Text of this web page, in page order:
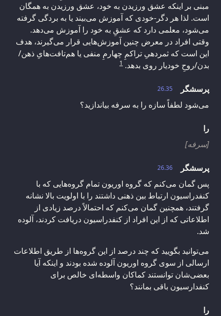
مبنی بر اینکه عشق ورزیدن به خود، عشق ورزیدن به همگان
است. لذا هر دگر-خودی که آموزش می‌بیند یا به بردگی گرفته
می‌شود، معلمی دارد که عشقِ به خود را آموزش می‌دهد.
وقتی افراد در معرض چنین آموزش‌هایی قرار می‌گیرند، هدف
این است که ثمردهیِ تراکمِ چهارمِ منفی یا هم‌تافت‌هایِ ذهن/
بدن/روحِ خودیار روی بدهد. 1
26.35
پرسشگر
می‌شود لطفاً سازه را به سرفه بیاندازید؟
را
[سرفه]
26.36
پرسشگر
پس گمان می‌کنم که گروه اوریون تمام گروه‌هایی که با
کنفدراسیون ارتباط بین ذهنی داشتند را با اولویت بالا نشانه
گرفتند، همچنین گمان می‌کنم که احتمالاً درصد زیادی از
اطلاعاتی که از این افراد از کنفدراسیون دریافت کردند، آلوده
شد.
می‌توانید بگویید که چند درصد از این گروه‌ها از طریق اطلاعات
ارسالی از سوی گروه اوریون آلوده شده بودند و اینکه آیا
بعضی‌شان توانستند کماکان واسطه‌ای خالص برای
کنفدارسیون باقی بمانند؟
را